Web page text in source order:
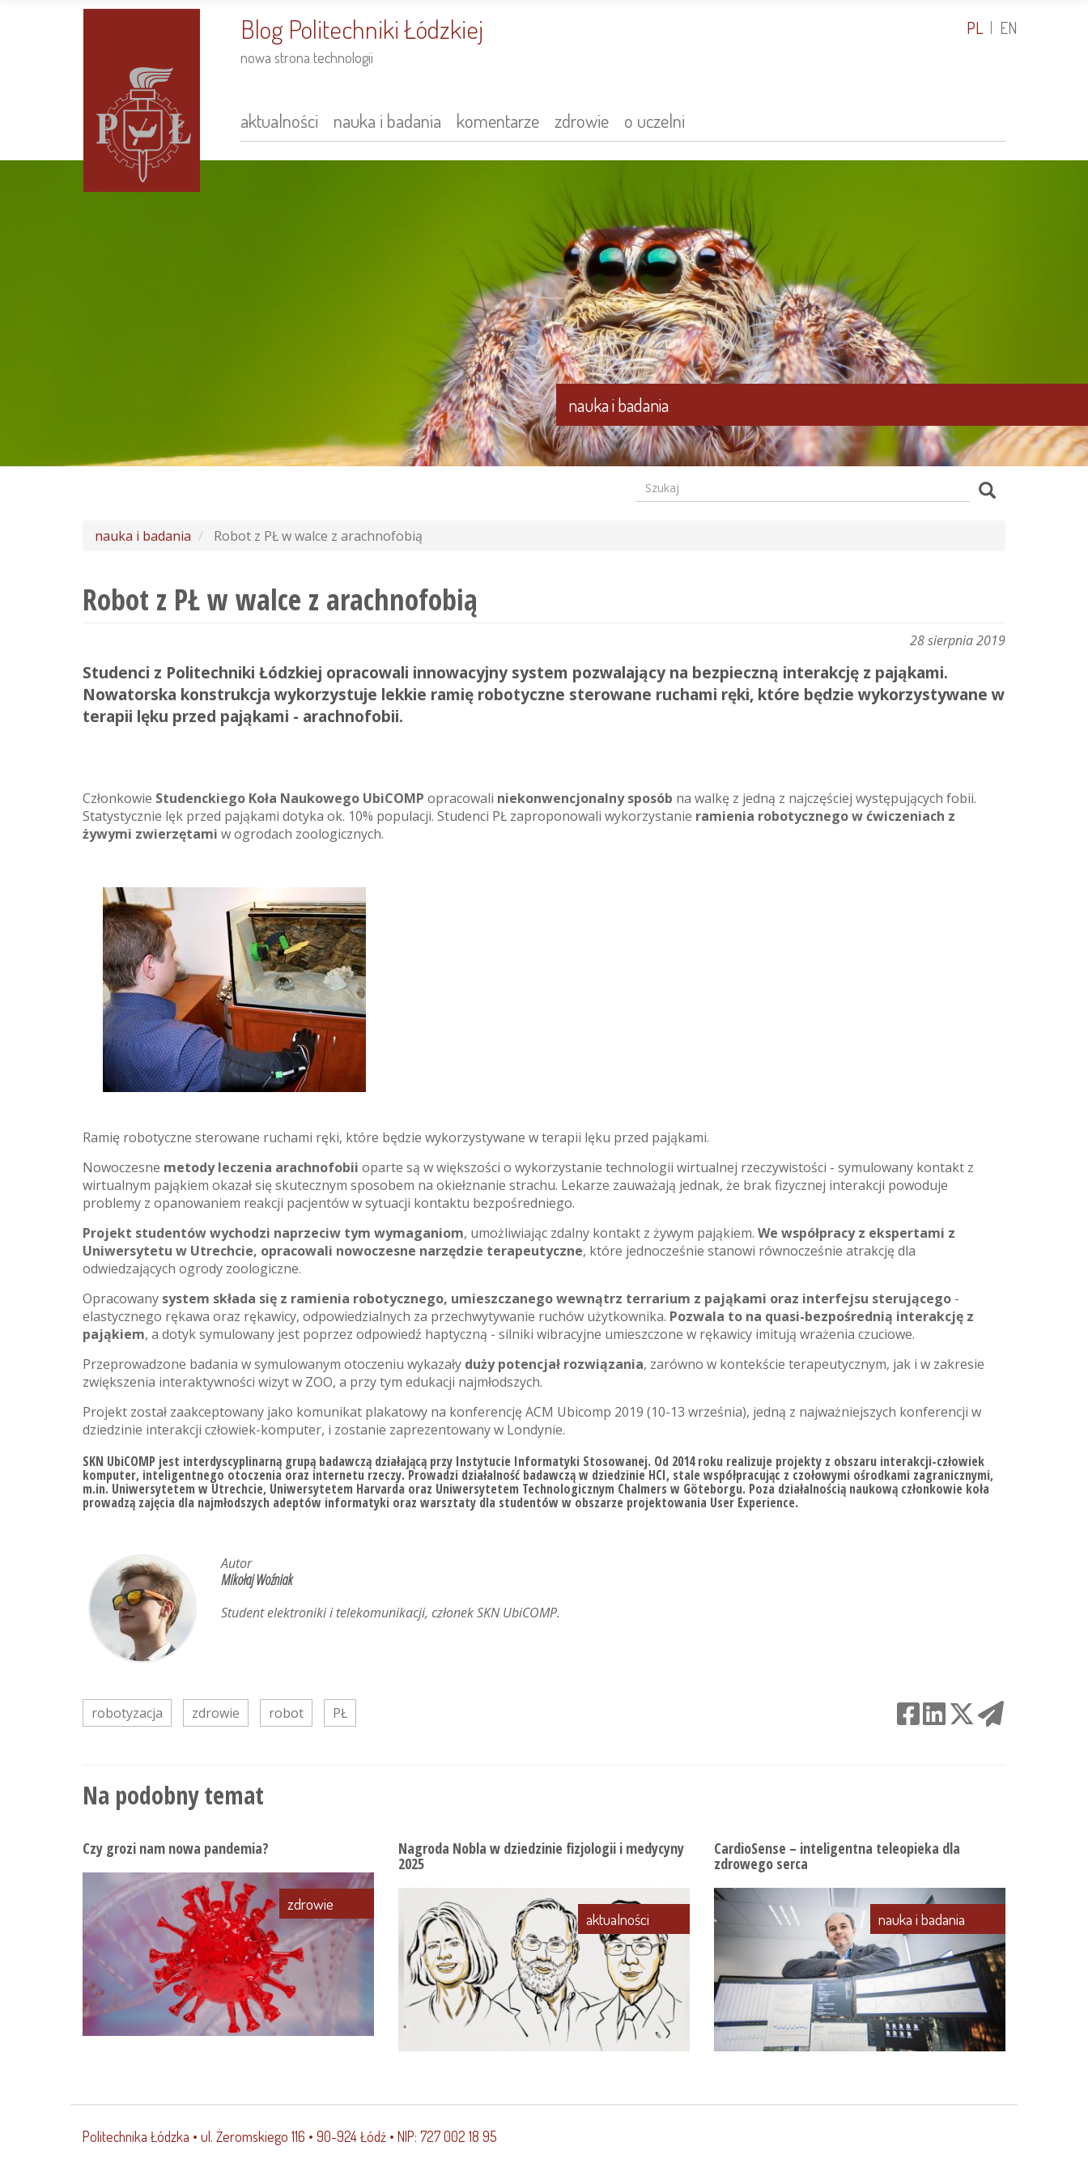
Blog Politechniki Łódzkiej
nowa strona technologii
Main
navigation
aktualności nauka i badania komentarze zdrowie o uczelni
PL EN
nauka i badania
Formularz
Szukaj Szukaj
nauka i badania Robot z PŁ w walce z arachnofobią
Robot z PŁ w walce z arachnofobią
28 sierpnia 2019
Studenci z Politechniki Łódzkiej opracowali innowacyjny system pozwalający na bezpieczną interakcję z pająkami.
Nowatorska konstrukcja wykorzystuje lekkie ramię robotyczne sterowane ruchami ręki, które będzie wykorzystywane w
terapii lęku przed pająkami - arachnofobii.
Członkowie Studenckiego Koła Naukowego UbiCOMP opracowali niekonwencjonalny sposób na walkę z jedną z najczęściej występujących fobii.
Statystycznie lęk przed pająkami dotyka ok. 10% populacji. Studenci PŁ zaproponowali wykorzystanie ramienia robotycznego w ćwiczeniach z
żywymi zwierzętami w ogrodach zoologicznych.
Ramię robotyczne sterowane ruchami ręki, które będzie wykorzystywane w terapii lęku przed pająkami.
Nowoczesne metody leczenia arachnofobii oparte są w większości o wykorzystanie technologii wirtualnej rzeczywistości - symulowany kontakt z
wirtualnym pająkiem okazał się skutecznym sposobem na okiełznanie strachu. Lekarze zauważają jednak, że brak fizycznej interakcji powoduje
problemy z opanowaniem reakcji pacjentów w sytuacji kontaktu bezpośredniego.
Projekt studentów wychodzi naprzeciw tym wymaganiom, umożliwiając zdalny kontakt z żywym pająkiem. We współpracy z ekspertami z
Uniwersytetu w Utrechcie, opracowali nowoczesne narzędzie terapeutyczne, które jednocześnie stanowi równocześnie atrakcję dla
odwiedzających ogrody zoologiczne.
Opracowany system składa się z ramienia robotycznego, umieszczanego wewnątrz terrarium z pająkami oraz interfejsu sterującego -
elastycznego rękawa oraz rękawicy, odpowiedzialnych za przechwytywanie ruchów użytkownika. Pozwala to na quasi-bezpośrednią interakcję z
pająkiem, a dotyk symulowany jest poprzez odpowiedź haptyczną - silniki wibracyjne umieszczone w rękawicy imitują wrażenia czuciowe.
Przeprowadzone badania w symulowanym otoczeniu wykazały duży potencjał rozwiązania, zarówno w kontekście terapeutycznym, jak i w zakresie
zwiększenia interaktywności wizyt w ZOO, a przy tym edukacji najmłodszych.
Projekt został zaakceptowany jako komunikat plakatowy na konferencję ACM Ubicomp 2019 (10-13 września), jedną z najważniejszych konferencji w
dziedzinie interakcji człowiek-komputer, i zostanie zaprezentowany w Londynie.
SKN UbiCOMP jest interdyscyplinarną grupą badawczą działającą przy Instytucie Informatyki Stosowanej. Od 2014 roku realizuje projekty z obszaru interakcji-człowiek
komputer, inteligentnego otoczenia oraz internetu rzeczy. Prowadzi działalność badawczą w dziedzinie HCI, stale współpracując z czołowymi ośrodkami zagranicznymi,
m.in. Uniwersytetem w Utrechcie, Uniwersytetem Harvarda oraz Uniwersytetem Technologicznym Chalmers w Göteborgu. Poza działalnością naukową członkowie koła
prowadzą zajęcia dla najmłodszych adeptów informatyki oraz warsztaty dla studentów w obszarze projektowania User Experience.
Autor
Mikołaj Woźniak
Student elektroniki i telekomunikacji, członek SKN UbiCOMP.
robotyzacja zdrowie robot PŁ
Na podobny temat
Czy grozi nam nowa pandemia?
zdrowie
Nagroda Nobla w dziedzinie fizjologii i medycyny
2025
aktualności
CardioSense – inteligentna teleopieka dla
zdrowego serca
nauka i badania
Politechnika Łódzka • ul. Żeromskiego 116 • 90-924 Łódź • NIP: 727 002 18 95